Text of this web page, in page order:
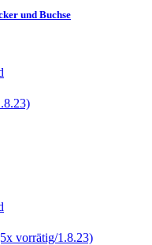
und Buchse